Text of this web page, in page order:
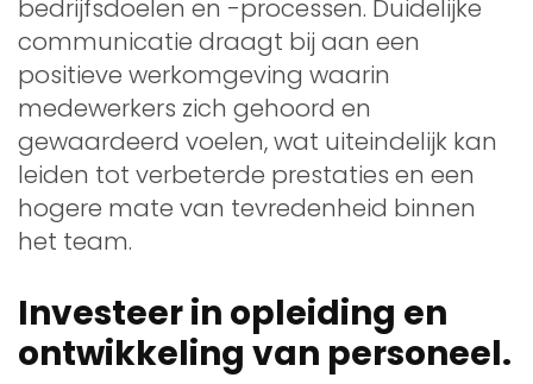
bedrijfsdoelen en -processen. Duidelijke
communicatie draagt bij aan een
positieve werkomgeving waarin
medewerkers zich gehoord en
gewaardeerd voelen, wat uiteindelijk kan
leiden tot verbeterde prestaties en een
hogere mate van tevredenheid binnen
het team.
Investeer in opleiding en
ontwikkeling van personeel.